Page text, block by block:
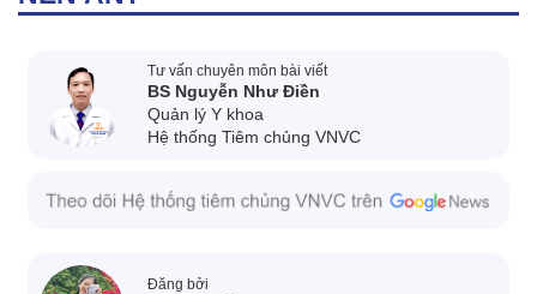
Tư vấn chuyên môn bài viết
BS Nguyễn Như Điền
Quản lý Y khoa
Hệ thống Tiêm chủng VNVC
Đăng bởi